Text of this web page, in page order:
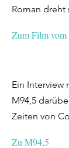
Roman dreht
Zum Film
Ein Interview
M94,5
Zeiten von
Zu M94,5